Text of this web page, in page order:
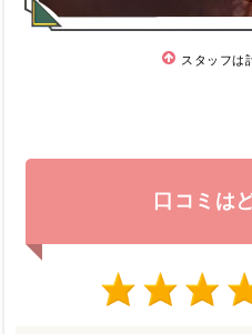
スタッフは
口コミは